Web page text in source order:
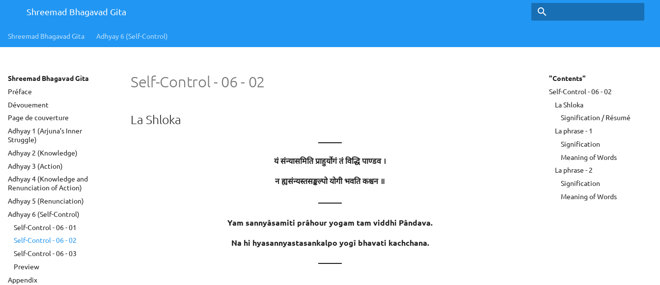
Shreemad Bhagavad Gita
Shreemad Bhagavad Gita Adhyay 6 (Self-Control)
Shreemad Bhagavad Gita
Préface
Dévouement
Page de couverture
Adhyay 1 (Arjuna’s Inner
Struggle)
Adhyay 2 (Knowledge)
Adhyay 3 (Action)
Adhyay 4 (Knowledge and
Renunciation of Action)
Adhyay 5 (Renunciation)
Adhyay 6 (Self-Control)
Self-Control - 06 - 01
Self-Control - 06 - 02
Self-Control - 06 - 03
Preview
Appendix
"Contents"
Self-Control - 06 - 02
La Shloka
Signification / Résumé
La phrase - 1
Signification
Meaning of Words
La phrase - 2
Signification
Meaning of Words
Self-Control - 06 - 02
La Shloka
———
यं संन्यासमिति प्राहुर्योगं तं विद्धि पाण्डव ।
न ह्यसंन्यस्तसङ्कल्पो योगी भवति कश्चन ॥
———
Yam sannyâsamiti prâhour yogam tam viddhi Pândava.
Na hi hyasannyastasankalpo yogî bhavati kachchana.
———